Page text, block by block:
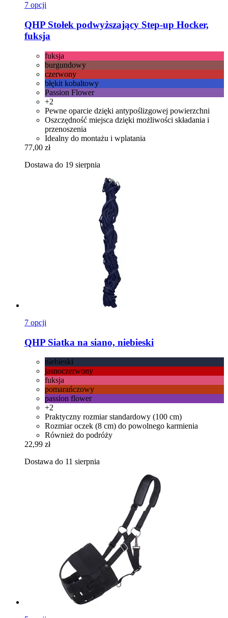
7 opcji
QHP Stołek podwyższający Step-​up Hocker,
fuksja
fuksja
burgundowy
czerwony
błękit kobaltowy
Passion Flower
+2
Pewne oparcie dzięki antypoślizgowej powierzchni
Oszczędność miejsca dzięki możliwości składania i
przenoszenia
Idealny do montażu i wplatania
77,00 zł
Dostawa do 19 sierpnia
7 opcji
QHP Siatka na siano, niebieski
niebieski
jasnoczerwony
fuksja
pomarańczowy
passion flower
+2
Praktyczny rozmiar standardowy (100 cm)
Rozmiar oczek (8 cm) do powolnego karmienia
Również do podróży
22,99 zł
Dostawa do 11 sierpnia